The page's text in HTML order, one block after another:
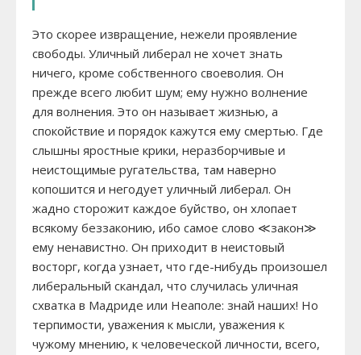
Это скорее извращение, нежели проявление
свободы. Уличный либерал не хочет знать
ничего, кроме собственного своеволия. Он
прежде всего любит шум; ему нужно волнение
для волнения. Это он называет жизнью, а
спокойствие и порядок кажутся ему смертью. Где
слышны яростные крики, неразборчивые и
неистощимые ругательства, там наверно
копошится и негодует уличный либерал. Он
жадно сторожит каждое буйство, он хлопает
всякому беззаконию, ибо самое слово ≪закон≫
ему ненавистно. Он приходит в неистовый
восторг, когда узнает, что где-нибудь произошел
либеральный скандал, что случилась уличная
схватка в Мадриде или Неаполе: знай наших! Но
терпимости, уважения к мысли, уважения к
чужому мнению, к человеческой личности, всего,